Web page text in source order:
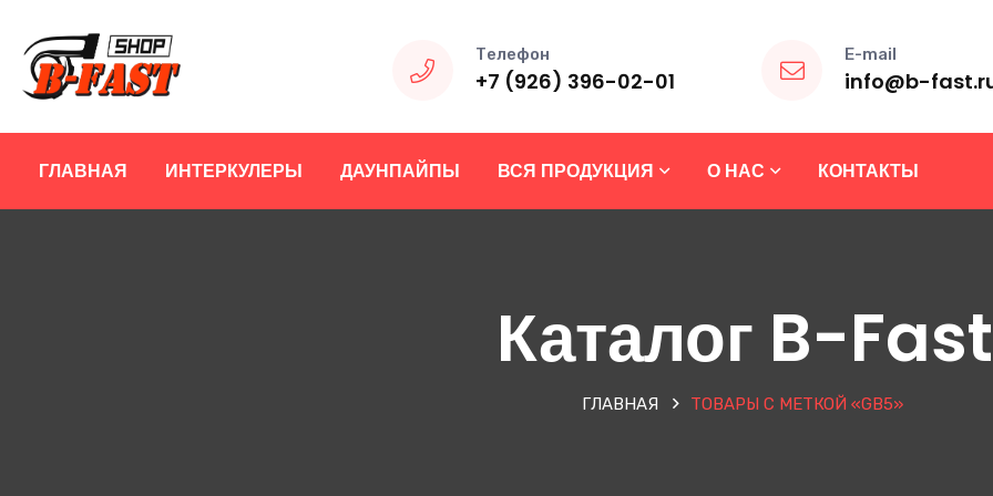
Телефон
+7 (926) 396-02-01
E-mail
info@b-
ГЛАВНАЯ ИНТЕРКУЛЕРЫ ДАУНПАЙПЫ ВСЯ ПРОДУКЦИЯ О НАС КОНТАКТЫ
Каталог B-Fast
ГЛАВНАЯ ТОВАРЫ С МЕТКОЙ «GB5»